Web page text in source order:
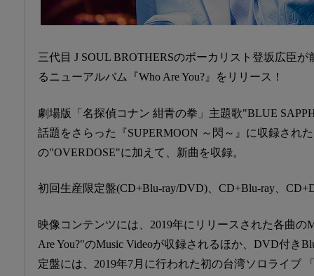
三代目 J SOUL BROTHERSのボーカリスト登坂広臣
るニューアルバム『Who Are You?』をリリース！
劇場版「名探偵コナン 紺青の拳」主題歌"BLUE
話題をさらった『SUPERMOON ～閃～』に収録され
の"OVERDOSE"に加えて、新曲を収録。
初回生産限定盤(CD+Blu-ray/DVD)、CD+Blu-ray、
映像コンテンツには、2019年にリリースされた各曲の
Are You?"のMusic Videoが収録されるほか、DVD付き
定盤には、2019年7月に行われた初の台湾ソロライブ